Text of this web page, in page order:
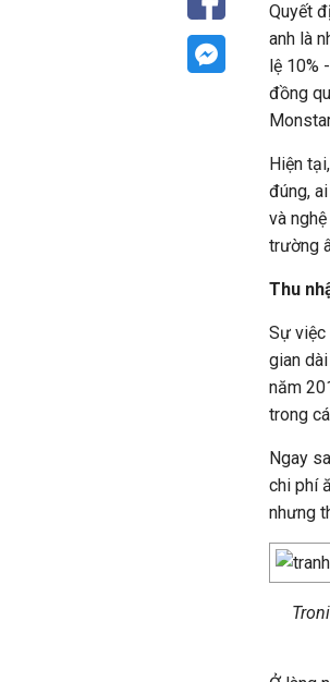
Quyết
anh là
lệ 10%
đồng
Hiện
đúng,
và
trường
Thu
Sự việc
gian
năm
trong
Ngay
chi phí
nhưng